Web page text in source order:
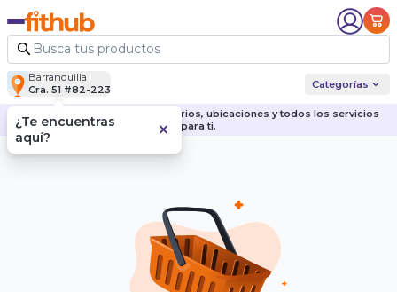
Barranquilla
Cra. 51 #82-223
Categorías
Descubre nuestras sedes, horarios, ubicaciones y todos los servicios
para ti.
¿Te encuentras
aquí?